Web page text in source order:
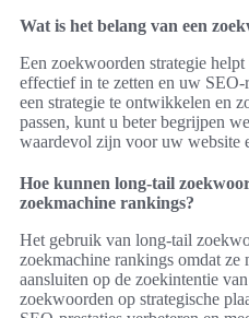
Wat is het belang van een
Een zoekwoorden strategie
effectief in te zetten en uw
een strategie te ontwikkelen en
passen, kunt u beter begrijpen
waardevol zijn voor uw website
Hoe kunnen long-tail
zoekmachine rankings?
Het gebruik van long-tail
zoekmachine rankings omdat
aansluiten op de zoekintentie
zoekwoorden op strategische